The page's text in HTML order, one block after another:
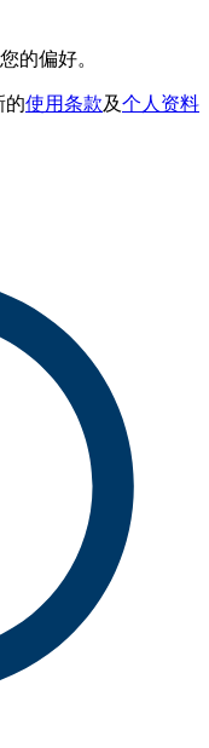
的偏好。
的使用条款及个人资料